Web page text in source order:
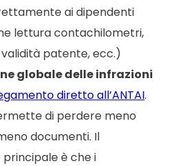
ai dipendenti
lettura contachilometri,
patente, ecc.)
globale delle infrazioni
diretto all’ANTAI.
di perdere meno
documenti. Il
è che i